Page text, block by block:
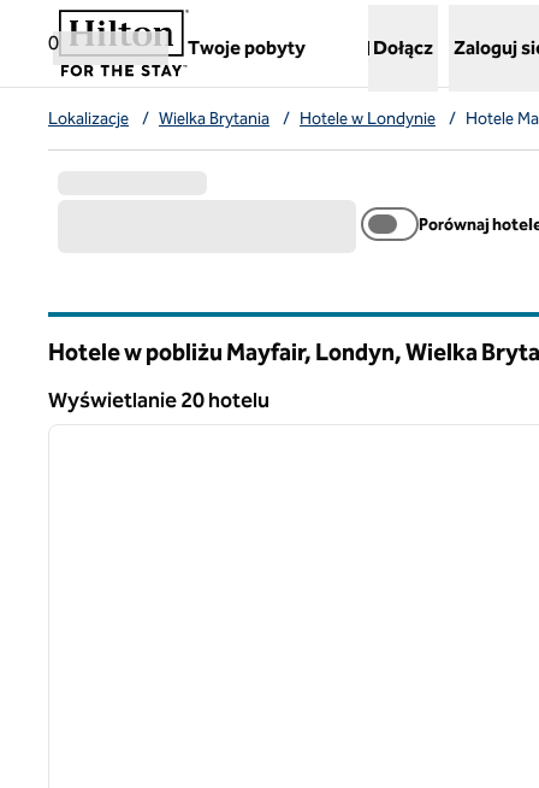
Przejdź do treści
0
Twoje pobyty
,otwiera nową kartę
Dołącz Zaloguj
Lokalizacje / Wielka Brytania / Hotele w Londynie / Hotele
Porównaj
Hotele w pobliżu Mayfair, Londyn, Wielka
Wyświetlanie 20 hotelu
Wyświetlanie 20 hotelu
1 z 12